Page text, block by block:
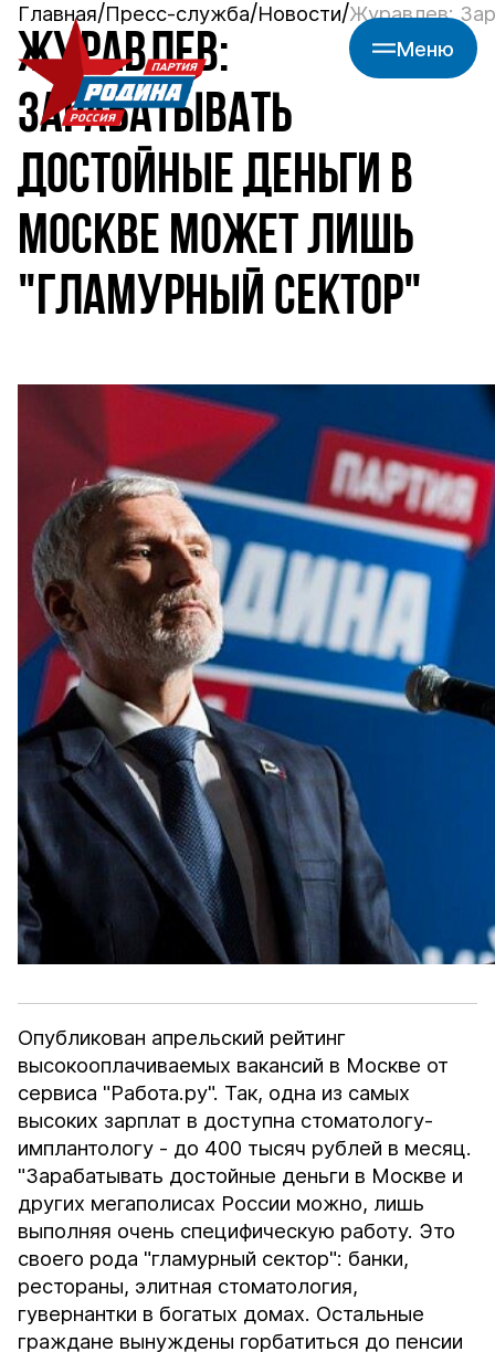
Меню
Главная Пресс-служба Новости Журавлев:
ЖУРАВЛЕВ:
ЗАРАБАТЫВАТЬ
ДОСТОЙНЫЕ ДЕНЬГИ В
МОСКВЕ МОЖЕТ ЛИШЬ
"ГЛАМУРНЫЙ СЕКТОР"
Опубликован апрельский рейтинг
высокооплачиваемых вакансий в Москве от
сервиса "Работа.ру". Так, одна из самых
высоких зарплат в доступна стоматологу-
имплантологу - до 400 тысяч рублей в месяц.
"Зарабатывать достойные деньги в Москве и
других мегаполисах России можно, лишь
выполняя очень специфическую работу. Это
своего рода "гламурный сектор": банки,
рестораны, элитная стоматология,
гувернантки в богатых домах. Остальные
граждане вынуждены горбатиться до пенсии